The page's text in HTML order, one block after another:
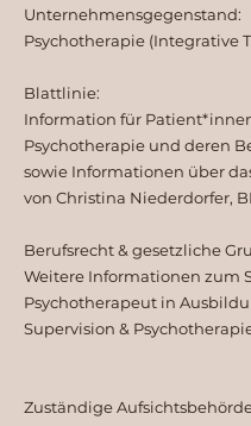
Unternehmensgegenstand:
Psychotherapie (Integrative
Blattlinie:
​Information für
Psychotherapie und deren
sowie Informationen über
von Christina Niederdorfer,
Berufsrecht & gesetzliche
Weitere Informationen zum
Psychotherapeut in
Supervision & Psychotherapie
Zuständige